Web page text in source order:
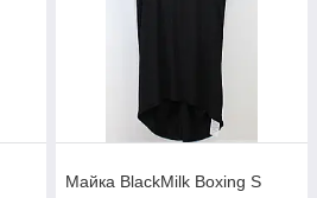
Майка BlackMilk Boxing S